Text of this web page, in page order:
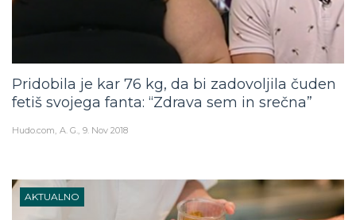
Pridobila je kar 76 kg, da bi zadovoljila čuden
fetiš svojega fanta: “Zdrava sem in srečna”
Hudo.com A. G. 9. Nov 2018
AKTUALNO